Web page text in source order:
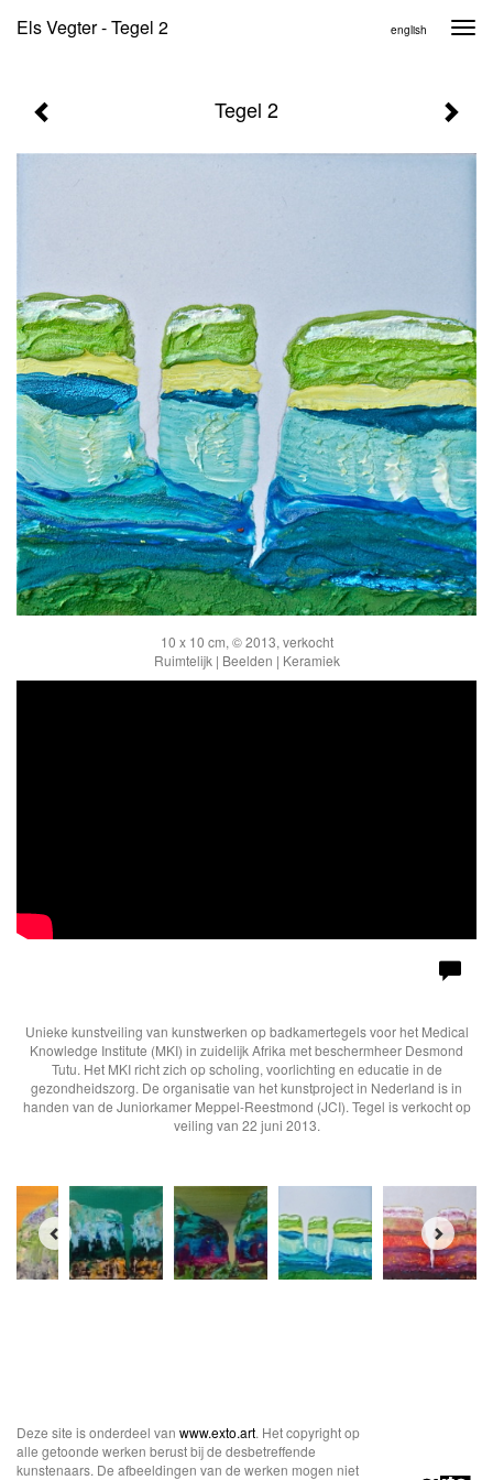
Els Vegter - Tegel 2 english
Tegel 2
10 x 10 cm, © 2013, verkocht
Ruimtelijk | Beelden | Keramiek
Unieke kunstveiling van kunstwerken op badkamertegels voor het Medical
Knowledge Institute (MKI) in zuidelijk Afrika met beschermheer Desmond
Tutu. Het MKI richt zich op scholing, voorlichting en educatie in de
gezondheidszorg. De organisatie van het kunstproject in Nederland is in
handen van de Juniorkamer Meppel-Reestmond (JCI). Tegel is verkocht op
veiling van 22 juni 2013.
Deze site is onderdeel van www.exto.art. Het copyright op
alle getoonde werken berust bij de desbetreffende
kunstenaars. De afbeeldingen van de werken mogen niet